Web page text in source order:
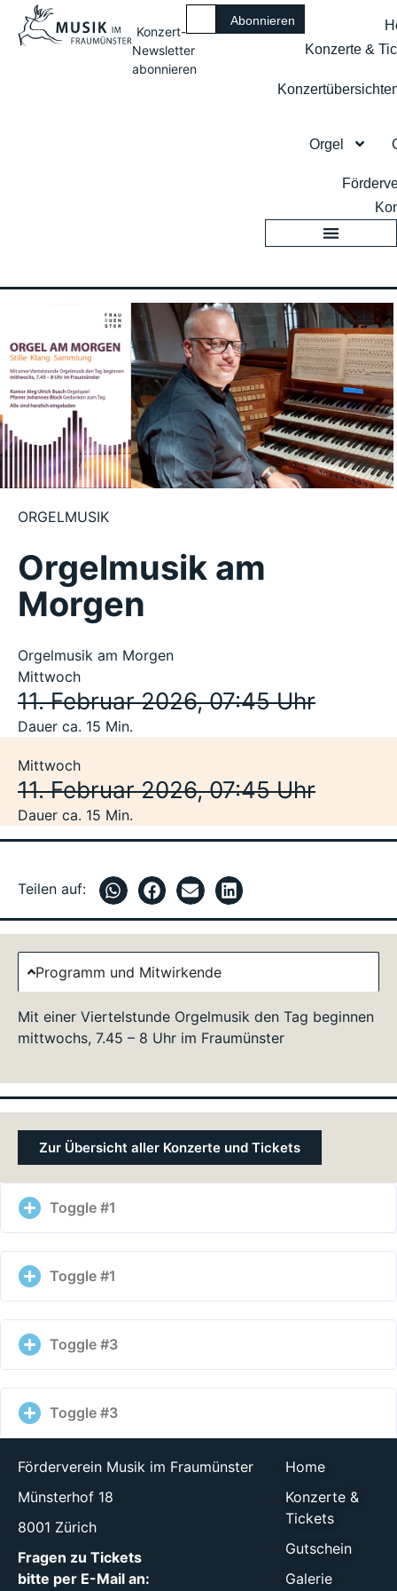
Konzert-
Newsletter
abonnieren
Konzerte &
Orgel
ORGELMUSIK
Orgelmusik am
Morgen
Orgelmusik am Morgen
Mittwoch
11. Februar 2026, 07:45 Uhr
Dauer ca. 15 Min.
Mittwoch
11. Februar 2026, 07:45 Uhr
Dauer ca. 15 Min.
Teilen auf:
Programm und Mitwirkende
Mit einer Viertelstunde Orgelmusik den Tag beginnen
mittwochs, 7.45 – 8 Uhr im Fraumünster
Zur Übersicht aller Konzerte und Tickets
Toggle #1
Toggle #1
Toggle #3
Toggle #3
Förderverein Musik im Fraumünster
Münsterhof 18
8001 Zürich
Fragen zu Tickets
bitte per E-Mail an:
Home
Konzerte &
Tickets
Gutschein
Galerie